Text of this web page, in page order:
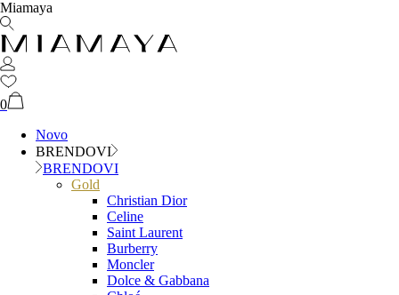
Miamaya
0
Novo
BRENDOVI
BRENDOVI
Gold
Christian Dior
Celine
Saint Laurent
Burberry
Moncler
Dolce & Gabbana